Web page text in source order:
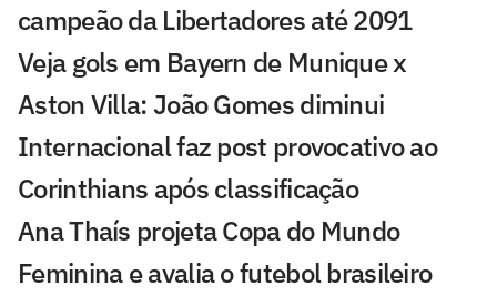
campeão da Libertadores até 2091
Veja gols em Bayern de Munique x
Aston Villa: João Gomes diminui
Internacional faz post provocativo ao
Corinthians após classificação
Ana Thaís projeta Copa do Mundo
Feminina e avalia o futebol brasileiro